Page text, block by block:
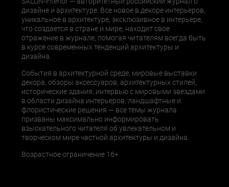
дизайне и архитектуре. Все новое в декоре интерьеров,
уникальное в архитектуре, эксклюзивное в интерьере,
что создается в стране и мире, находит свое
отражение в журнале, помогая читателям всегда быть
в курсе современных тенденций архитектуры и
дизайна.
События в архитектурной среде, мировые выставки
декора, обзоры аксессуаров, архитектурных стилей,
исторические здания, интервью с мировыми звездами
в области дизайна интерьеров, ландшафтные и
флористические решения — все темы журнала
призваны максимально информировать
взыскательного читателя об увлекательном и
творческом мире частной архитектуры и дизайна.
Возрастное ограничение 16+